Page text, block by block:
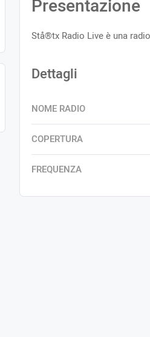
Presentazione
Stå®tx Radio Live è una
Dettagli
NOME RADIO
COPERTURA
FREQUENZA